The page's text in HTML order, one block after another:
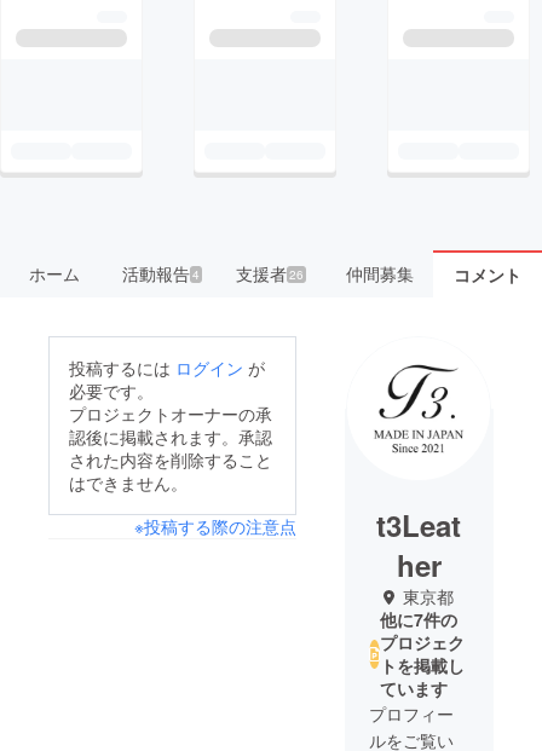
ホーム 活動報告4 支援者 26 仲間募集 コメント
投稿するには ログイン が
必要です。
プロジェクトオーナーの承
認後に掲載されます。承認
された内容を削除すること
はできません。
※投稿する際の注意点
t3Leat
her
東京都
他に7件の
プロジェク
トを掲載し
ています
プロフィー
ルをご覧い